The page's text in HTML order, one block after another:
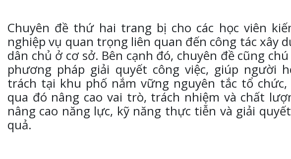
Chuyên đề thứ hai trang bị cho các học viên
nghiệp vụ quan trọng liên quan đến công tác xây
dân chủ ở cơ sở. Bên cạnh đó, chuyên đề cũng
phương pháp giải quyết công việc, giúp người
trách tại khu phố nắm vững nguyên tắc tổ
qua đó nâng cao vai trò, trách nhiệm và chất
nâng cao năng lực, kỹ năng thực tiễn và giải
quả.